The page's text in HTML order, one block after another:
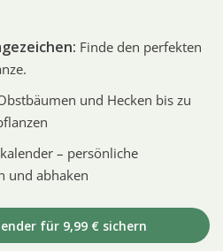
Finde den perfekten
und Hecken bis zu
– persönliche
und abhaken
für 9,99 € sichern